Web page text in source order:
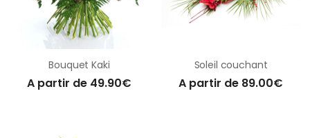
Bouquet Kaki
A partir de 49.90€
Soleil couchant
A partir de 89.00€